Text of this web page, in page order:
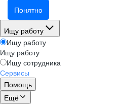
Понятно
Ищу работу
Ищу работу
Ищу работу
Ищу сотрудника
Сервисы
Помощь
Ещё